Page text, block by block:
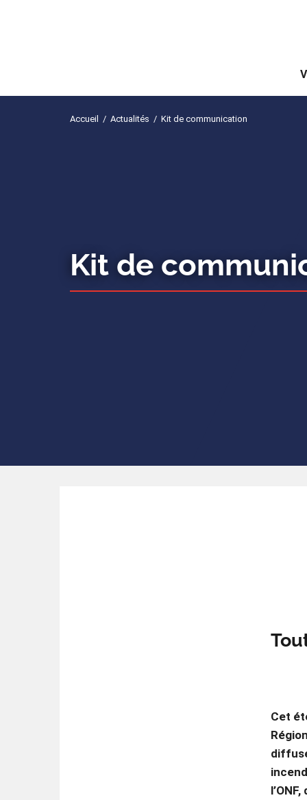
Accueil / Actualités / Kit de communication
Kit de
Cet